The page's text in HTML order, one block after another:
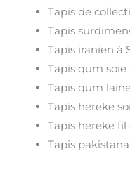
Tapis de
Tapis
Tapis iranien à
Tapis qum
Tapis qum
Tapis hereke
Tapis hereke fil
Tapis